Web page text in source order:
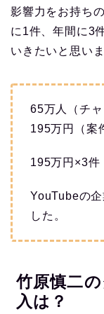
影響力をお持ち
に1件、年間に3
いきたいと思いま
65万人（チ
195万円（案
195万円×3件
YouTubeの
した。
竹原慎二
入は？